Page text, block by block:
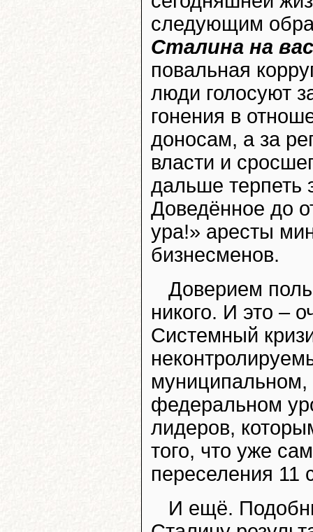
следующим
Сталина на
повальная
люди голосуют
гонения в
доносам, а за
власти и
дальше терпеть
Доведённое до
ура!» аресты
бизнесменов.
Доверием
никого. И это –
Системный
муниципальном,
федеральном
лидеров,
того, что уже
переселения 11
И ещё.